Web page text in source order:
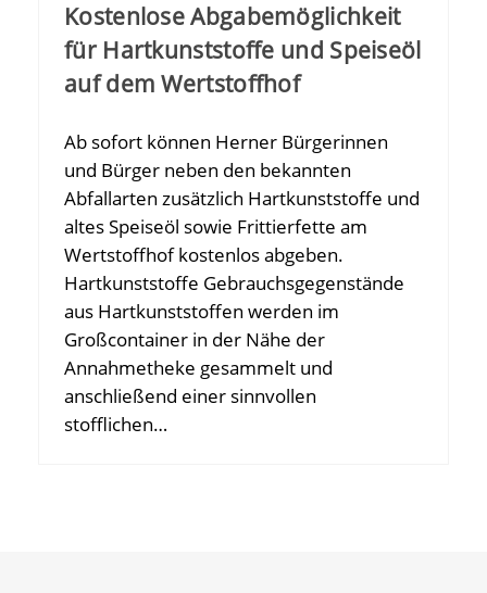
Kostenlose Abgabemöglichkeit
für Hartkunststoffe und Speiseöl
auf dem Wertstoffhof
Ab sofort können Herner Bürgerinnen
und Bürger neben den bekannten
Abfallarten zusätzlich Hartkunststoffe und
altes Speiseöl sowie Frittierfette am
Wertstoffhof kostenlos abgeben.
Hartkunststoffe Gebrauchsgegenstände
aus Hartkunststoffen werden im
Großcontainer in der Nähe der
Annahmetheke gesammelt und
anschließend einer sinnvollen
stofflichen…